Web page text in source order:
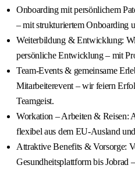
Onboarding mit persönlichem
– mit strukturiertem Onboarding
Weiterbildung & Entwicklung:
persönliche Entwicklung – mit
Team-Events & gemeinsame
Mitarbeiterevent – wir feiern
Teamgeist.
Workation – Arbeiten & Reisen:
flexibel aus dem EU-Ausland
Attraktive Benefits & Vorsorge:
Gesundheitsplattform bis Jobrad